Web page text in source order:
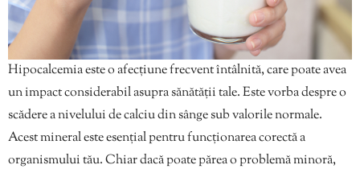
Hipocalcemia este o afecțiune frecvent întâlnită, care poate avea
un impact considerabil asupra sănătății tale. Este vorba despre o
scădere a nivelului de calciu din sânge sub valorile normale.
Acest mineral este esențial pentru funcționarea corectă a
organismului tău. Chiar dacă poate părea o problemă minoră,